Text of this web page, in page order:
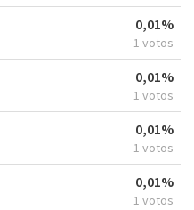
0,01%
1 votos
0,01%
1 votos
0,01%
1 votos
0,01%
1 votos